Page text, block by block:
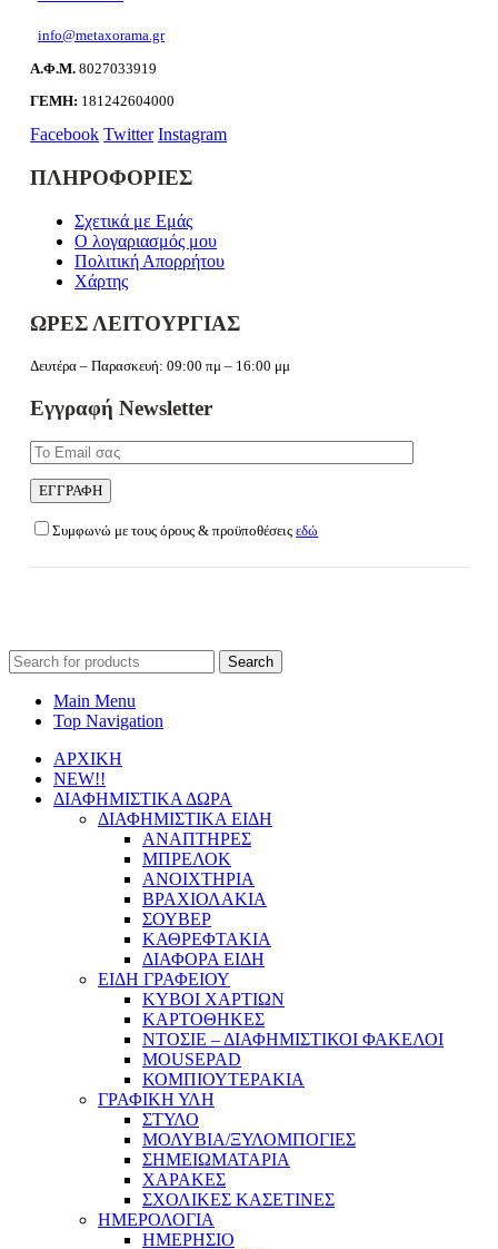
info@metaxorama.gr
Α.Φ.Μ. 8027033919
ΓΕΜΗ: 181242604000
Facebook Twitter Instagram
ΠΛΗΡΟΦΟΡΙΕΣ
Σχετικά με Εμάς
Ο λογαριασμός μου
Πολιτική Απορρήτου
Χάρτης
ΩΡΕΣ ΛΕΙΤΟΥΡΓΙΑΣ
Δευτέρα – Παρασκευή: 09:00 πμ – 16:00 μμ
Εγγραφή Newsletter
Συμφωνώ με τους όρους & προϋποθέσειςεδώ
Search
for:
Main Menu
Top Navigation
ΑΡΧΙΚΗ
NEW!!
ΔΙΑΦΗΜΙΣΤΙΚΑ ΔΩΡΑ
ΔΙΑΦΗΜΙΣΤΙΚΑ ΕΙΔΗ
ΑΝΑΠΤΗΡΕΣ
ΜΠΡΕΛΟΚ
ΑΝΟΙΧΤΗΡΙΑ
ΒΡΑΧΙΟΛΑΚΙΑ
ΣΟΥΒΕΡ
ΚΑΘΡΕΦΤΑΚΙΑ
ΔΙΑΦΟΡΑ ΕΙΔΗ
ΕΙΔΗ ΓΡΑΦΕΙΟΥ
ΚΥΒΟΙ ΧΑΡΤΙΩΝ
ΚΑΡΤΟΘΗΚΕΣ
ΝΤΟΣΙΕ – ΔΙΑΦΗΜΙΣΤΙΚΟΙ ΦΑΚΕΛΟΙ
MOUSEPAD
ΚΟΜΠΙΟΥΤΕΡΑΚΙΑ
ΓΡΑΦΙΚΗ ΥΛΗ
ΣΤΥΛΟ
ΜΟΛΥΒΙΑ/ΞΥΛΟΜΠΟΓΙΕΣ
ΣΗΜΕΙΩΜΑΤΑΡΙΑ
ΧΑΡΑΚΕΣ
ΣΧΟΛΙΚΕΣ ΚΑΣΕΤΙΝΕΣ
ΗΜΕΡΟΛΟΓΙΑ
ΗΜΕΡΗΣΙΟ